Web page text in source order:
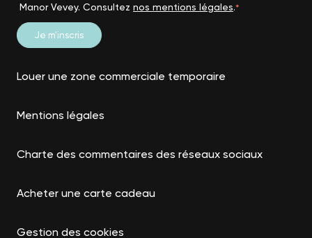
Manor Vevey. Consultez nos mentions légales.*
Louer une zone commerciale temporaire
Mentions légales
Charte des commentaires des réseaux sociaux
Acheter une carte cadeau
Gestion des cookies